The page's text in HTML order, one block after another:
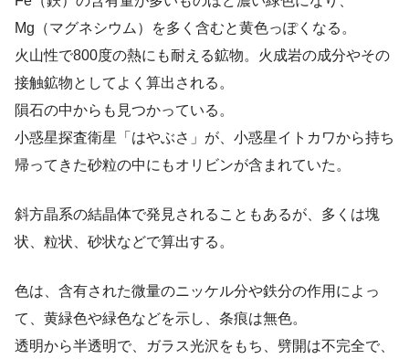
Mg（マグネシウム）を多く含むと黄色っぽくなる。
火山性で800度の熱にも耐える鉱物。火成岩の成分やその
接触鉱物としてよく算出される。
隕石の中からも見つかっている。
小惑星探査衛星「はやぶさ」が、小惑星イトカワから持ち
帰ってきた砂粒の中にもオリビンが含まれていた。
斜方晶系の結晶体で発見されることもあるが、多くは塊
状、粒状、砂状などで算出する。
色は、含有された微量のニッケル分や鉄分の作用によっ
て、黄緑色や緑色などを示し、条痕は無色。
透明から半透明で、ガラス光沢をもち、劈開は不完全で、